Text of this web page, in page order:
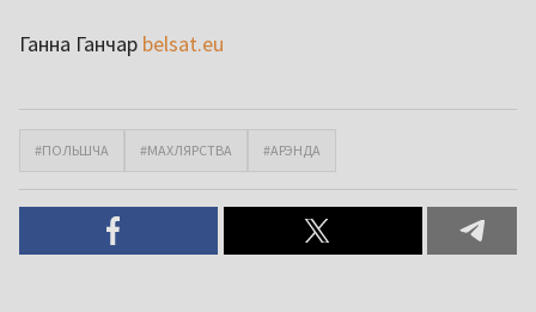
Ганна Ганчар belsat.eu
#ПОЛЬШЧА #МАХЛЯРСТВА #АРЭНДА